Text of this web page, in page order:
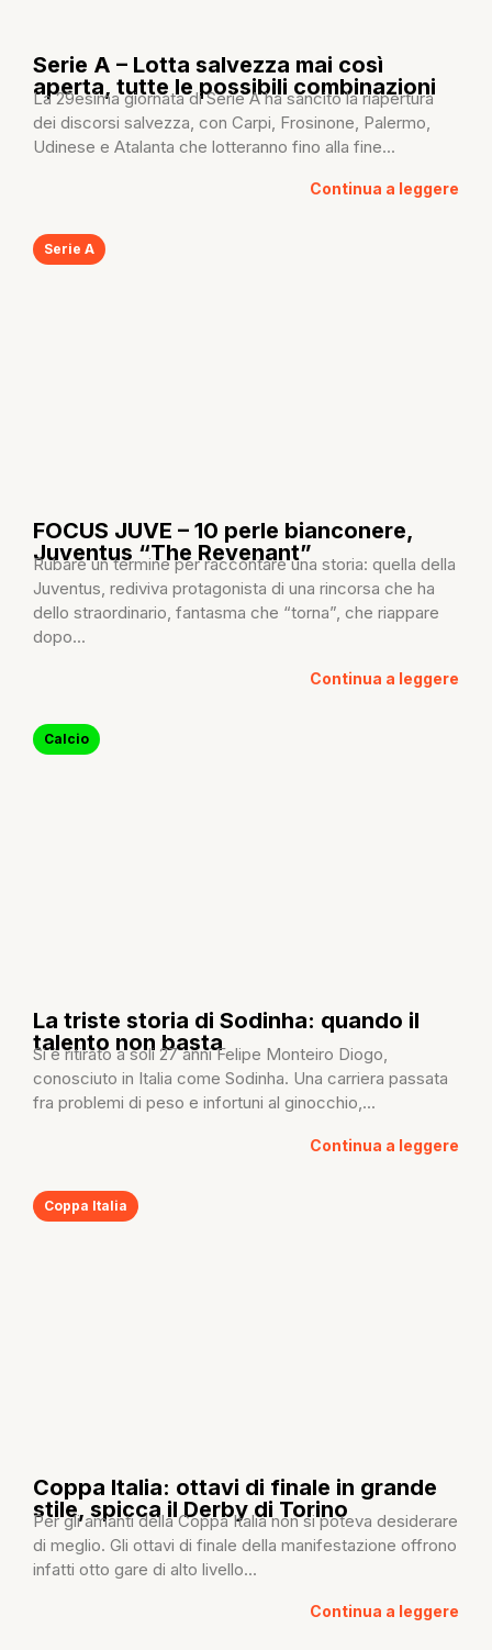
Serie A – Lotta salvezza mai così
aperta, tutte le possibili combinazioni
La 29esima giornata di Serie A ha sancito la riapertura
dei discorsi salvezza, con Carpi, Frosinone, Palermo,
Udinese e Atalanta che lotteranno fino alla fine...
Continua a leggere
Serie A
FOCUS JUVE – 10 perle bianconere,
Juventus “The Revenant”
Rubare un termine per raccontare una storia: quella della
Juventus, rediviva protagonista di una rincorsa che ha
dello straordinario, fantasma che “torna”, che riappare
dopo...
Continua a leggere
Calcio
La triste storia di Sodinha: quando il
talento non basta
Si è ritirato a soli 27 anni Felipe Monteiro Diogo,
conosciuto in Italia come Sodinha. Una carriera passata
fra problemi di peso e infortuni al ginocchio,...
Continua a leggere
Coppa Italia
Coppa Italia: ottavi di finale in grande
stile, spicca il Derby di Torino
Per gli amanti della Coppa Italia non si poteva desiderare
di meglio. Gli ottavi di finale della manifestazione offrono
infatti otto gare di alto livello...
Continua a leggere